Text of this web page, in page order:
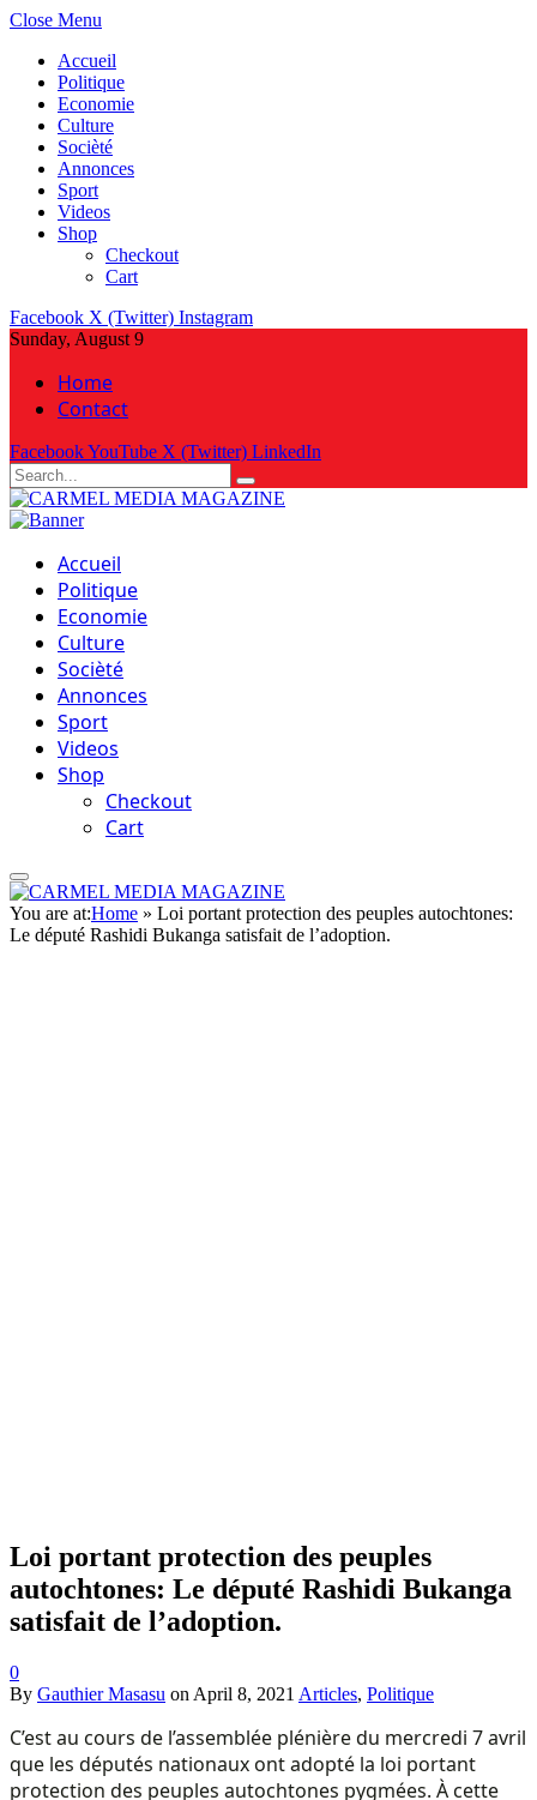
Close Menu
Accueil
Politique
Economie
Culture
Socièté
Annonces
Sport
Videos
Shop
Checkout
Cart
Facebook X (Twitter) Instagram
Sunday, August 9
Home
Contact
FacebookYouTube X (Twitter) LinkedIn
Accueil
Politique
Economie
Culture
Socièté
Annonces
Sport
Videos
Shop
Checkout
Cart
You are at:Home » Loi portant protection des peuples autochtones:
Le député Rashidi Bukanga satisfait de l’adoption.
Loi portant protection des peuples
autochtones: Le député Rashidi Bukanga
satisfait de l’adoption.
0
By Gauthier Masasu on April 8, 2021 Articles, Politique
C’est au cours de l’assemblée plénière du mercredi 7 avril
que les députés nationaux ont adopté la loi portant
protection des peuples autochtones pygmées. À cette